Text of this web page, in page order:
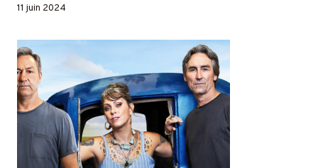
11 juin 2024